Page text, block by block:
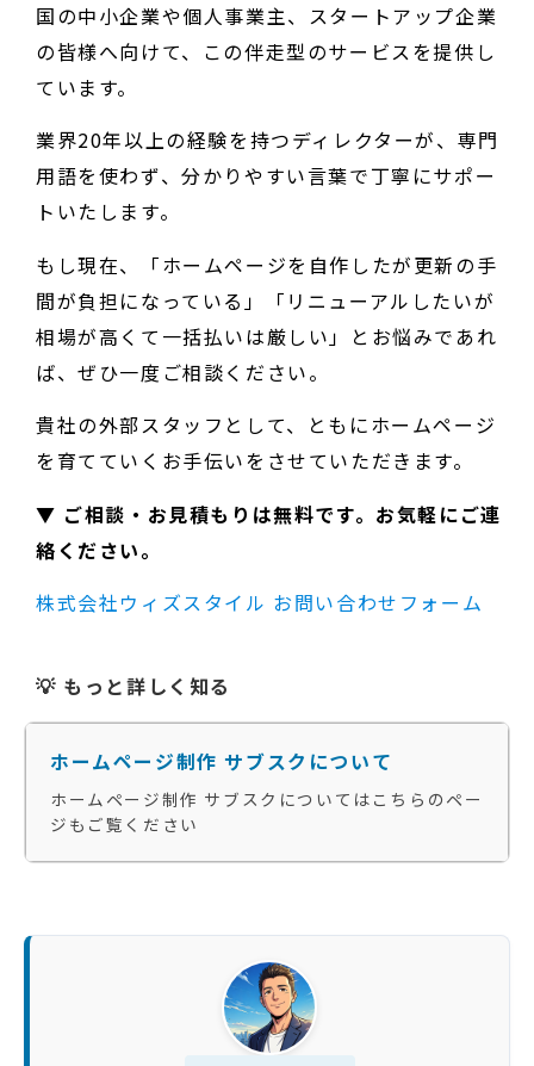
国の中小企業や個人事業主、スタートアップ企業
の皆様へ向けて、この伴走型のサービスを提供し
ています。
業界20年以上の経験を持つディレクターが、専門
用語を使わず、分かりやすい言葉で丁寧にサポー
トいたします。
もし現在、「ホームページを自作したが更新の手
間が負担になっている」「リニューアルしたいが
相場が高くて一括払いは厳しい」とお悩みであれ
ば、ぜひ一度ご相談ください。
貴社の外部スタッフとして、ともにホームページ
を育てていくお手伝いをさせていただきます。
▼ ご相談・お見積もりは無料です。お気軽にご連
絡ください。
株式会社ウィズスタイル お問い合わせフォーム
💡 もっと詳しく知る
ホームページ制作 サブスクについて
ホームページ制作 サブスクについてはこちらのペー
ジもご覧ください